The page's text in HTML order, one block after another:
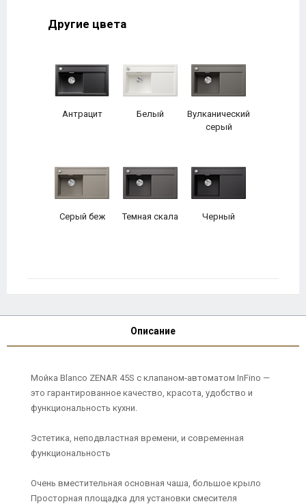
Другие цвета
Антрацит Белый
Вулканический
серый
Серый беж Темная скала Черный
Описание
Мойка Blanco ZENAR 45S с клапаном-автоматом InFino —
это гарантированное качество, красота, удобство и
функциональность кухни.
Эстетика, неподвластная времени, и современная
функциональность
Очень вместительная основная чаша, большое крыло
Просторная площадка для установки смесителя